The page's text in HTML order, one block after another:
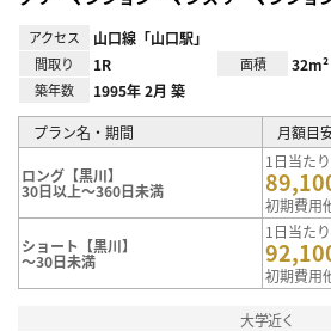
アクセス 山口線「山口駅」
間取り 1R 面積 32m²
築年数 1995年 2月 築
プラン名・期間 月額目
ロング【黒川】
30日以上～360日未満
1日当た
初期費用
ショート【黒川】
～30日未満
1日当た
初期費用
大学近く